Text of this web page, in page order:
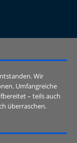
Wir
Umfangreiche
– teils auch
überraschen.